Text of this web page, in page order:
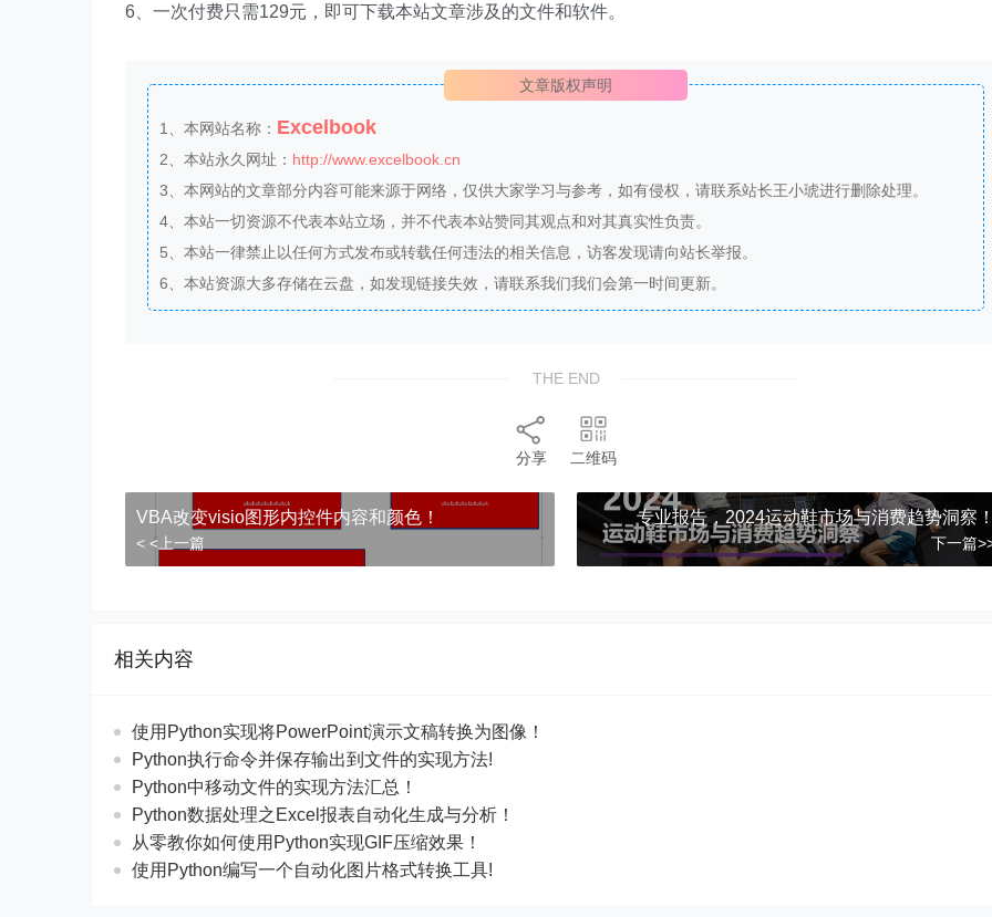
6、一次付费只需129元，即可下载本站文章涉及的文件和软件。
文章版权声明
1、本网站名称： Excelbook
2、本站永久网址： http://www.excelbook.cn
3、本网站的文章部分内容可能来源于网络，仅供大家学习与参考，如有侵权，请联系站长王小琥进行删除处理。
4、本站一切资源不代表本站立场，并不代表本站赞同其观点和对其真实性负责。
5、本站一律禁止以任何方式发布或转载任何违法的相关信息，访客发现请向站长举报。
6、本站资源大多存储在云盘，如发现链接失效，请联系我们我们会第一时间更新。
THE END
分享 二维码
​​VBA改变visio图形内控件内容和颜色！
< <上一篇
专业报告，2024运动鞋市场与消费趋势洞察
下一篇
相关内容
使用Python实现将PowerPoint演示文稿转换为图像！
Python执行命令并保存输出到文件的实现方法!
Python中移动文件的实现方法汇总！
Python数据处理之Excel报表自动化生成与分析！
从零教你如何使用Python实现GIF压缩效果！
使用Python编写一个自动化图片格式转换工具!